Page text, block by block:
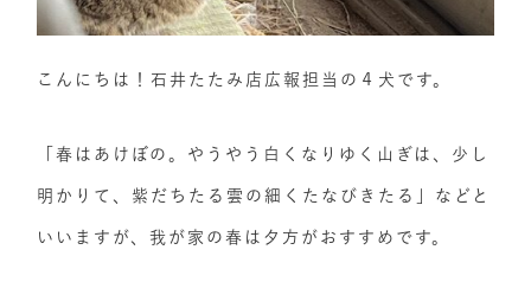
こんにちは！石井たたみ店広報担当の４犬です。
「春はあけぼの。やうやう白くなりゆく山ぎは、少し
明かりて、紫だちたる雲の細くたなびきたる」などと
いいますが、我が家の春は夕方がおすすめです。